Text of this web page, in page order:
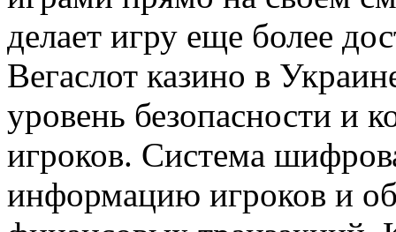
делает игру еще более
Вегаслот казино в
уровень безопасности и
игроков. Система
информацию игроков и